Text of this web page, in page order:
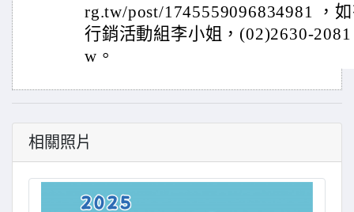
rg.tw/post/1745559096834981 ，
行銷活動組李小姐，(02)2630-
w。
相關照片